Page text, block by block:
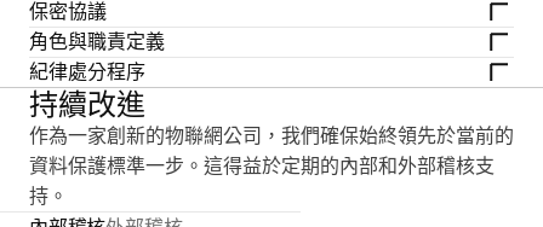
保密協議
角色與職責定義
紀律處分程序
持續改進
作為一家創新的物聯網公司，我們確保始終領先於當前的
資料保護標準一步。這得益於定期的內部和外部稽核支
持。